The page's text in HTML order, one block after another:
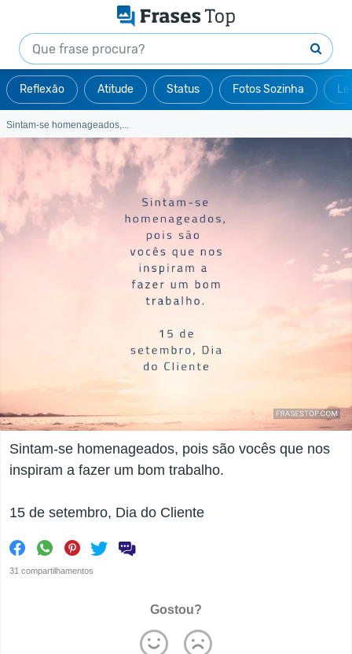
Reflexão Atitude Status Fotos Sozinha
Sintam-se homenageados,...
Sintam-se homenageados, pois são vocês que nos
inspiram a fazer um bom trabalho.
15 de setembro, Dia do Cliente
31 compartilhamentos
Gostou?